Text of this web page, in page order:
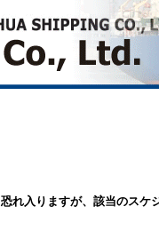
恐れ入りますが、該当のスケ